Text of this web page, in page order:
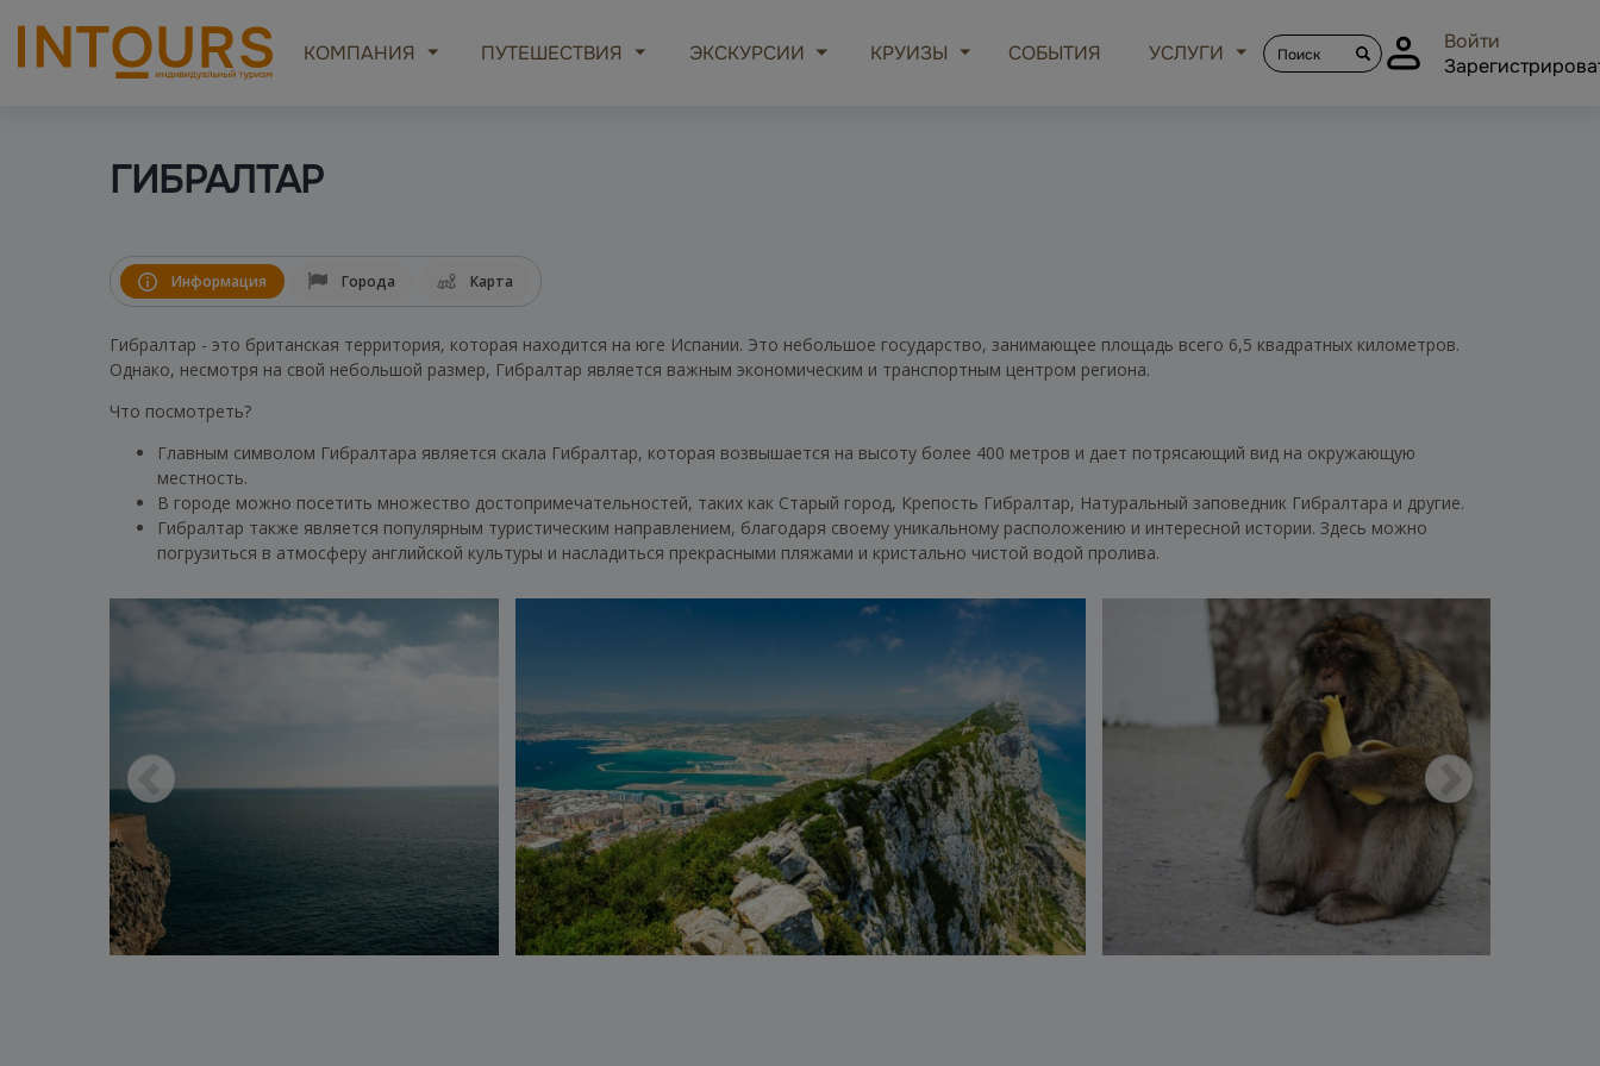
КОМПАНИЯ ПУТЕШЕСТВИЯ ЭКСКУРСИИ КРУИЗЫ СОБЫТИЯ УСЛУГИ
Войти
ГИБРАЛТАР
Информация Города Карта
Гибралтар - это британская территория, которая находится на юге Испании. Это небольшое государство, занимающее площадь всего 6,5 квадратных километров.
Однако, несмотря на свой небольшой размер, Гибралтар является важным экономическим и транспортным центром региона.
Что посмотреть?
Главным символом Гибралтара является скала Гибралтар, которая возвышается на высоту более 400 метров и дает потрясающий вид на окружающую
местность.
В городе можно посетить множество достопримечательностей, таких как Старый город, Крепость Гибралтар, Натуральный заповедник Гибралтара и другие.
Гибралтар также является популярным туристическим направлением, благодаря своему уникальному расположению и интересной истории. Здесь можно
погрузиться в атмосферу английской культуры и насладиться прекрасными пляжами и кристально чистой водой пролива.